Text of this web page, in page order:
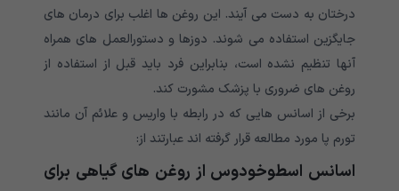
درختان به دست می آیند. این روغن ها اغلب برای درمان های
جایگزین استفاده می شوند. دوزها و دستورالعمل های همراه
آنها تنظیم نشده است، بنابراین فرد باید قبل از استفاده از
روغن های ضروری با پزشک مشورت کند.
برخی از اسانس هایی که در رابطه با واریس و علائم آن مانند
تورم پا مورد مطالعه قرار گرفته اند عبارتند از:
اسانس اسطوخودوس از روغن های گیاهی برای